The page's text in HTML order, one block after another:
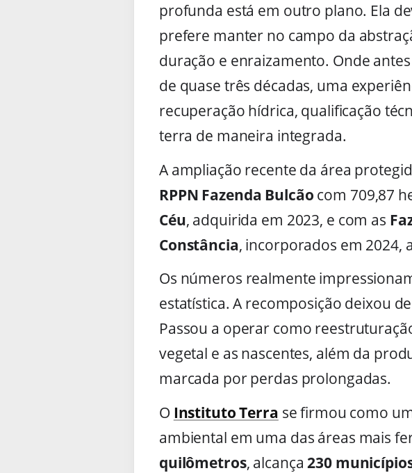
profunda está em outro plano. Ela
prefere manter no campo da
duração e enraizamento. Onde
de quase três décadas, uma
recuperação hídrica, qualificação
terra de maneira integrada.
A ampliação recente da área
RPPN Fazenda Bulcão com 709,87
Céu, adquirida em 2023, e com as
Constância, incorporados em 2024,
Os números realmente
estatística. A recomposição deixou
Passou a operar como
vegetal e as nascentes, além da
marcada por perdas prolongadas.
O Instituto Terra se firmou como
ambiental em uma das áreas mais
quilômetros, alcança230